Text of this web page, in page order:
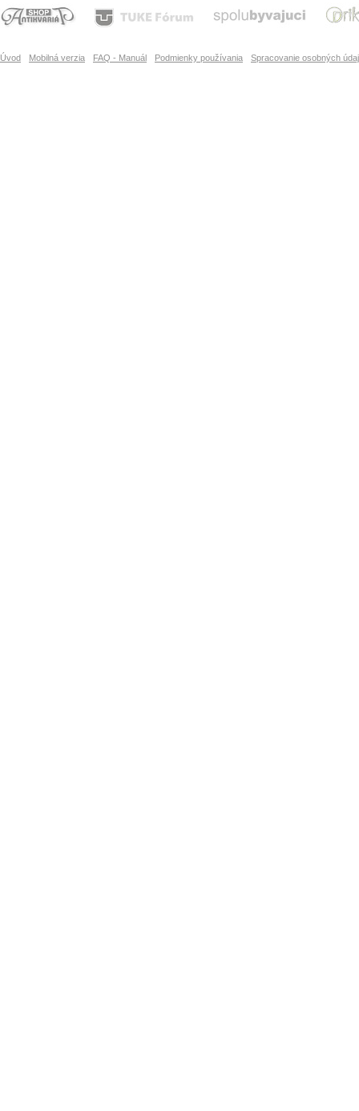
Úvod Mobilná verzia FAQ - Manuál Podmienky používania Spracovanie osobných